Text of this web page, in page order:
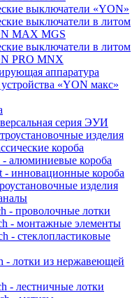
выключатели «YON»
выключатели в литом
MAX MGS
выключатели в литом
PRO MNX
аппаратура
«YON макс»
серия ЭУИ
изделия
короба
алюминиевые короба
- инновационные короба
изделия
- проволочные лотки
- монтажные элементы
- стеклопластиковые
- лотки из нержавеющей
- лестничные лотки